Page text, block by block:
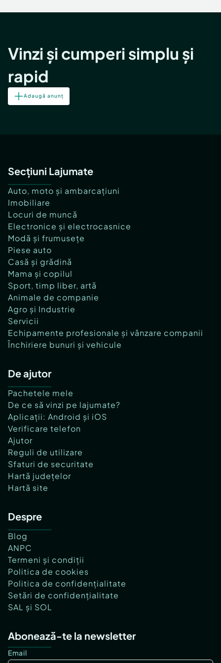
Servicii
Inchiriere Bunuri si Vehicule
Vinzi și cumperi simplu și
rapid
Adaugă anunț
Secțiuni Lajumate
Auto, moto și ambarcațiuni
Imobiliare
Locuri de muncă
Electronice și electrocasnice
Modă și frumusețe
Piese auto
Casă și grădină
Mama și copilul
Sport, timp liber, artă
Animale de companie
Agro și Industrie
Servicii
Echipamente profesionale și vânzare companii
Închiriere bunuri și vehicule
De ajutor
Pachetele mele
De ce să vinzi pe lajumate?
Aplicații: Android și iOS
Verificare telefon
Ajutor
Reguli de utilizare
Sfaturi de securitate
Hartă județelor
Hartă site
Despre
Blog
ANPC
Termeni și condiții
Politica de cookies
Politica de confidențialitate
Setări de confidențialitate
SAL și SOL
Abonează-te la newsletter
Email